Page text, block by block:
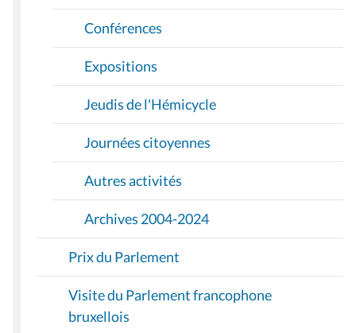
Conférences
Expositions
Jeudis de l'Hémicycle
Journées citoyennes
Autres activités
Archives 2004-2024
Prix du Parlement
Visite du Parlement francophone
bruxellois